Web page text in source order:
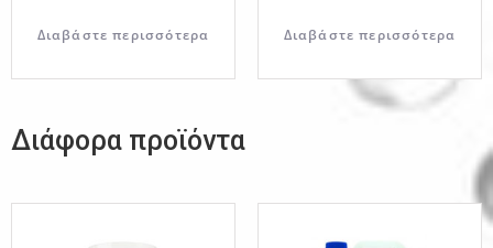
Διαβάστε περισσότερα Διαβάστε περισσότερα
Διάφορα προϊόντα